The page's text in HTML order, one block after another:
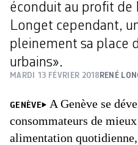
éconduit au profit de
Longet cependant,
pleinement sa place
urbains».
MARDI 13 FÉVRIER 2018 RENÉ
GENÈVE
A Genève se
consommateurs de
alimentation